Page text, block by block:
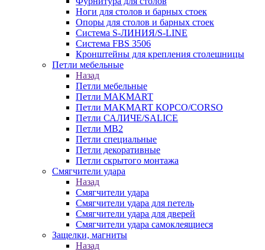
Ноги для столов и барных стоек
Опоры для столов и барных стоек
Система S-ЛИНИЯ/S-LINE
Система FBS 3506
Кронштейны для крепления столешницы
Петли мебельные
Назад
Петли мебельные
Петли MAKMART
Петли MAKMART КОРСО/CORSO
Петли САЛИЧЕ/SALICE
Петли MB2
Петли специальные
Петли декоративные
Петли скрытого монтажа
Смягчители удара
Назад
Смягчители удара
Смягчители удара для петель
Смягчители удара для дверей
Cмягчители удара самоклеящиеся
Защелки, магниты
Назад